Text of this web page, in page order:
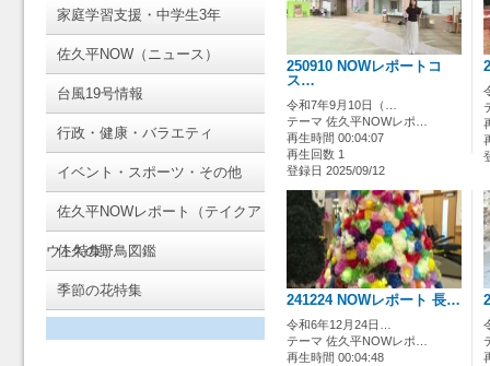
家庭学習支援・中学生3年
佐久平NOW（ニュース）
台風19号情報
行政・健康・バラエティ
イベント・スポーツ・その他
佐久平NOWレポート（テイクア
ウト特集）
佐久の野鳥図鑑
季節の花特集
250910 NOWレポートコ
ス…
令和7年9月10日（…
テーマ 佐久平NOWレポ…
再生時間 00:04:07
再生回数 1
登録日 2025/09/12
241224 NOWレポート 長…
令和6年12月24日…
テーマ 佐久平NOWレポ…
再生時間 00:04:48